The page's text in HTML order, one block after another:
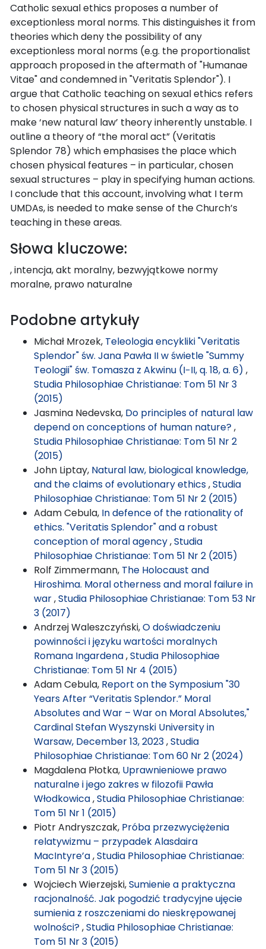
Catholic sexual ethics proposes a number of
exceptionless moral norms. This distinguishes it from
theories which deny the possibility of any
exceptionless moral norms (e.g. the proportionalist
approach proposed in the aftermath of "Humanae
Vitae" and condemned in "Veritatis Splendor"). I
argue that Catholic teaching on sexual ethics refers
to chosen physical structures in such a way as to
make ‘new natural law’ theory inherently unstable. I
outline a theory of “the moral act” (Veritatis
Splendor 78) which emphasises the place which
chosen physical features – in particular, chosen
sexual structures – play in specifying human actions.
I conclude that this account, involving what I term
UMDAs, is needed to make sense of the Church’s
teaching in these areas.
Słowa kluczowe:
, intencja, akt moralny, bezwyjątkowe normy
moralne, prawo naturalne
Podobne artykuły
Michał Mrozek, Teleologia encykliki "Veritatis
Splendor" św. Jana Pawła II w świetle "Summy
Teologii" św. Tomasza z Akwinu (I−II, q. 18, a. 6) ,
Studia Philosophiae Christianae: Tom 51 Nr 3
(2015)
Jasmina Nedevska, Do principles of natural law
depend on conceptions of human nature?,
Studia Philosophiae Christianae: Tom 51 Nr 2
(2015)
John Liptay, Natural law, biological knowledge,
and the claims of evolutionary ethics,Studia
Philosophiae Christianae: Tom 51 Nr 2 (2015)
Adam Cebula, In defence of the rationality of
ethics. "Veritatis Splendor" and a robust
conception of moral agency,Studia
Philosophiae Christianae: Tom 51 Nr 2 (2015)
Rolf Zimmermann, The Holocaust and
Hiroshima. Moral otherness and moral failure in
war,Studia Philosophiae Christianae: Tom 53 Nr
3 (2017)
Andrzej Waleszczyński,O doświadczeniu
powinności i języku wartości moralnych
Romana Ingardena,Studia Philosophiae
Christianae: Tom 51 Nr 4 (2015)
Adam Cebula, Report on the Symposium "30
Years After “Veritatis Splendor.” Moral
Absolutes and War – War on Moral Absolutes,"
Cardinal Stefan Wyszynski University in
Warsaw, December 13, 2023,Studia
Philosophiae Christianae: Tom 60 Nr 2 (2024)
Magdalena Płotka, Uprawnieniowe prawo
naturalne i jego zakres w filozofii Pawła
Włodkowica,Studia Philosophiae Christianae:
Tom 51 Nr 1 (2015)
Piotr Andryszczak, Próba przezwyciężenia
relatywizmu – przypadek Alasdaira
MacIntyre’a,Studia Philosophiae Christianae:
Tom 51 Nr 3 (2015)
Wojciech Wierzejski,Sumienie a praktyczna
racjonalność. Jak pogodzić tradycyjne ujęcie
sumienia z roszczeniami do nieskrępowanej
wolności?,Studia Philosophiae Christianae:
Tom 51 Nr 3 (2015)